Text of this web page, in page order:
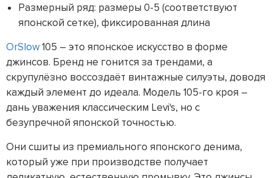
Размерный ряд: размеры 0-5 (соответствуют
японской сетке), фиксированная длина
OrSlow105 – это японское искусство в форме
джинсов. Бренд не гонится за трендами, а
скрупулёзно воссоздаёт винтажные силуэты, доводя
каждый элемент до идеала. Модель 105-го кроя –
дань уважения классическим Levi's, но с
безупречной японской точностью.
Они сшиты из премиального японского денима,
который уже при производстве получает